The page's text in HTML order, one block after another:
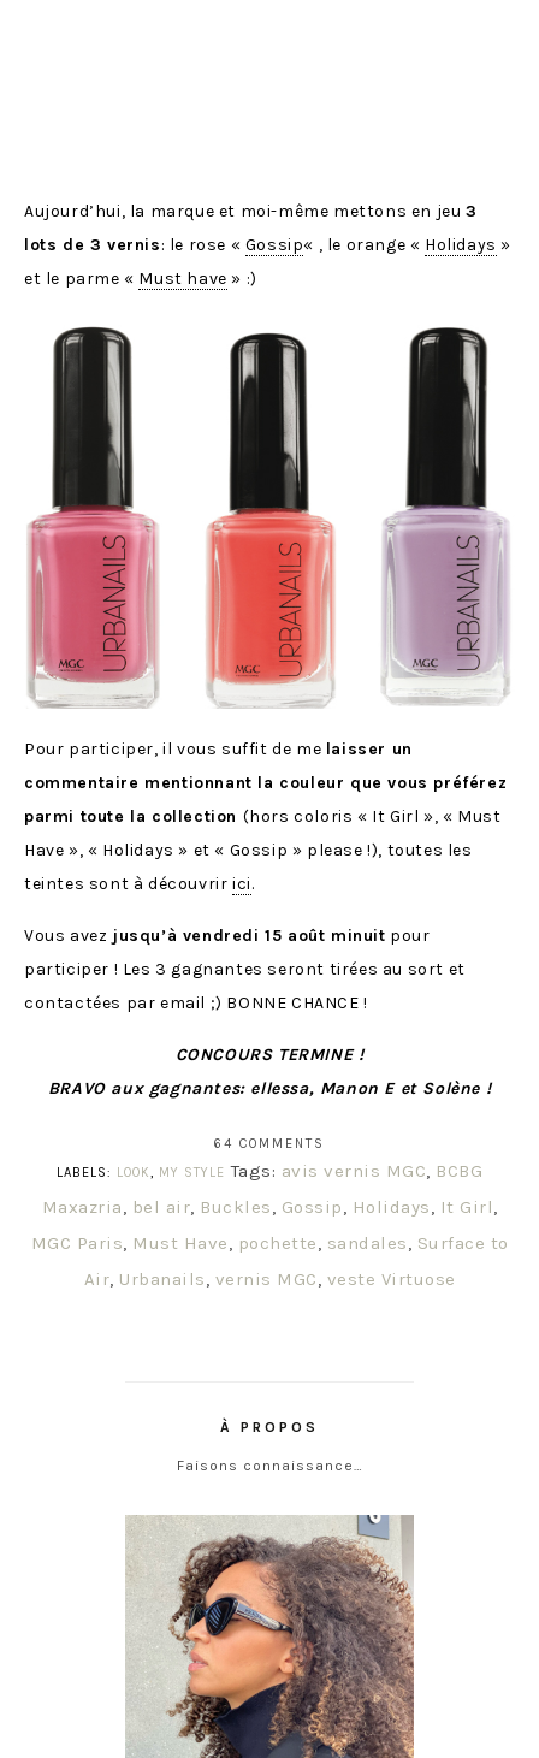
Aujourd’hui, la marque et moi-même mettons en jeu 3
lots de 3 vernis: le rose « Gossip« , le orange « Holidays »
et le parme « Must have » :)
Pour participer, il vous suffit de me laisser un
commentaire mentionnant la couleur que vous préférez
parmi toute la collection (hors coloris « It Girl », « Must
Have », « Holidays » et « Gossip » please !), toutes les
teintes sont à découvririci.
Vous avez jusqu’à vendredi 15 août minuit pour
participer ! Les 3 gagnantes seront tirées au sort et
contactées par email ;) BONNE CHANCE !
CONCOURS TERMINE !
BRAVO aux gagnantes: ellessa, Manon E et Solène !
64 COMMENTS
LABELS:
LOOK, MY STYLE Tags: avis vernis MGC, BCBG
Maxazria, bel air, Buckles, Gossip, Holidays, It Girl,
MGC Paris, Must Have, pochette, sandales, Surface to
Air, Urbanails, vernis MGC, veste Virtuose
À PROPOS
Faisons connaissance…